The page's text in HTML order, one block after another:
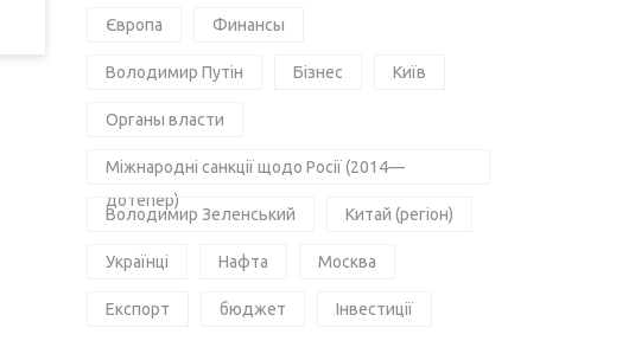
Європа Финансы
Володимир Путін Бізнес Київ
Органы власти
Міжнародні санкції щодо Росії (2014—
дотепер)
Володимир Зеленський Китай (регіон)
Українці Нафта Москва
Експорт бюджет Інвестиції